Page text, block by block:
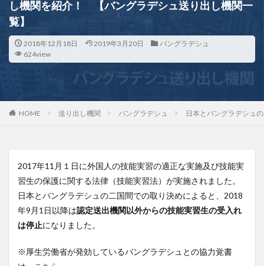
し機関を紹介！ 【バングラデシュ送り出し機関一
覧】
2018年12月18日 2019年3月20日
バングラデシュ
624view
HOME 送り出し機関 バングラデシュ 日本とバングラデシュ
2017年11月１日に外国人の技能実習の適正な実施及び技能実
習生の保護に関する法律（技能実習法）が実施されました。
日本とバングラデシュの二国間での取り決めによると、2018
年9月1日以降は認定送出機関以外からの技能実習生の受入れ
は停止になりました。
※厚生労働省が発効しているバングラデシュとの協力覚書